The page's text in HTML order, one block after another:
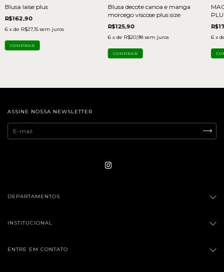
Blusa laise plus
R$162,90
6 x de R$27,15 sem juros
Blusa decote canoa e manga
morcego viscose plus size
R$125,90
6 x de R$20,98 sem juros 6 x
ASSINE NOSSA NEWSLETTER
DEPARTAMENTOS
INSTITUCIONAL
ENTRE EM CONTATO